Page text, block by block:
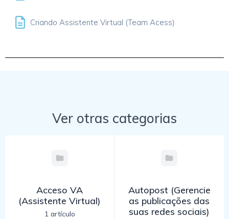
Criando Assistente Virtual (Team Acess)
Ver otras categorias
Acceso VA
(Assistente Virtual)
1 artículo
Autopost (Gerencie
as publicações das
suas redes sociais)